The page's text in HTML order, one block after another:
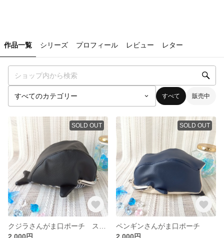
作品一覧 シリーズ プロフィール レビュー レター
すべて 販売中
SOLD OUT
2,000円
SOLD OUT
ペンギンさんがま口ポーチ
2,000円